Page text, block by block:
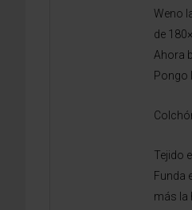
Weno
de
Ahora
Pongo
Tejido
Funda
más la